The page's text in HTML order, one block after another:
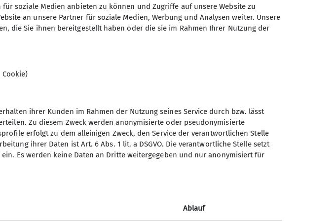
stehen auch leichtere Berg- und Flachwanderungen (ca. 15
und -veranstaltungen und jährlich mindestens eine
angeboten. Bei unserem vielfältigen
will, fasse sich ein Herz und komme am besten
(immer 14-tägig von 10:30 bis 11:30 Uhr) und mache
Sektion Vierseenland des
Telefon +4981529839280
soziale Medien anbieten zu können und Zugriffe auf unsere Website zu
an unsere Partner für soziale Medien, Werbung und Analysen weiter. Unsere
die Sie ihnen bereitgestellt haben oder die sie im Rahmen Ihrer Nutzung der
ihrer Kunden im Rahmen der Nutzung seines Service durch bzw. lässt
Zu diesem Zweck werden anonymisierte oder pseudonymisierte
erfolgt zu dem alleinigen Zweck, den Service der verantwortlichen Stelle
ihrer Daten ist Art. 6 Abs. 1 lit. a DSGVO. Die verantwortliche Stelle setzt
Es werden keine Daten an Dritte weitergegeben und nur anonymisiert für
Ablauf